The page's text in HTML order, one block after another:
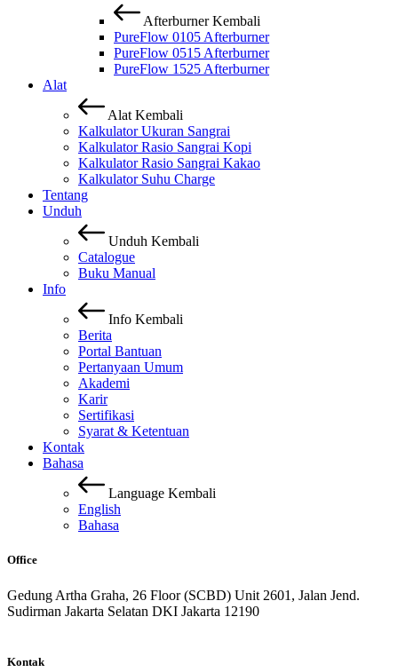
Afterburner Kembali
PureFlow 0105 Afterburner
PureFlow 0515 Afterburner
PureFlow 1525 Afterburner
Alat
Alat Kembali
Kalkulator Ukuran Sangrai
Kalkulator Rasio Sangrai Kopi
Kalkulator Rasio Sangrai Kakao
Kalkulator Suhu Charge
Tentang
Unduh
Unduh Kembali
Catalogue
Buku Manual
Info
Info Kembali
Berita
Portal Bantuan
Pertanyaan Umum
Akademi
Karir
Sertifikasi
Syarat & Ketentuan
Kontak
Bahasa
Language Kembali
English
Bahasa
Office
Gedung Artha Graha, 26 Floor (SCBD) Unit 2601, Jalan Jend.
Sudirman Jakarta Selatan DKI Jakarta 12190
Kontak